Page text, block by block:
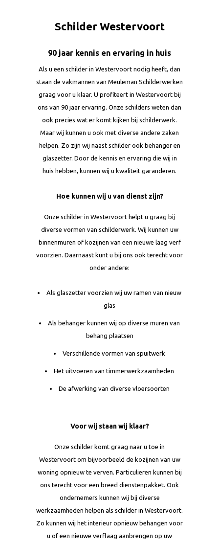
Schilder Westervoort
90 jaar kennis en ervaring in huis
Als u een schilder in Westervoort nodig heeft, dan
staan de vakmannen van Meuleman Schilderwerken
graag voor u klaar. U profiteert in Westervoort bij
ons van 90 jaar ervaring. Onze schilders weten dan
ook precies wat er komt kijken bij schilderwerk.
Maar wij kunnen u ook met diverse andere zaken
helpen. Zo zijn wij naast schilder ook behanger en
glaszetter. Door de kennis en ervaring die wij in
huis hebben, kunnen wij u kwaliteit garanderen.
Hoe kunnen wij u van dienst zijn?
Onze schilder in Westervoort helpt u graag bij
diverse vormen van schilderwerk. Wij kunnen uw
binnenmuren of kozijnen van een nieuwe laag verf
voorzien. Daarnaast kunt u bij ons ook terecht voor
onder andere:
Als glaszetter voorzien wij uw ramen van nieuw
glas
Als behanger kunnen wij op diverse muren van
behang plaatsen
Verschillende vormen van spuitwerk
Het uitvoeren van timmerwerkzaamheden
De afwerking van diverse vloersoorten
Voor wij staan wij klaar?
Onze schilder komt graag naar u toe in
Westervoort om bijvoorbeeld de kozijnen van uw
woning opnieuw te verven. Particulieren kunnen bij
ons terecht voor een breed dienstenpakket. Ook
ondernemers kunnen wij bij diverse
werkzaamheden helpen als schilder in Westervoort.
Zo kunnen wij het interieur opnieuw behangen voor
u of een nieuwe verflaag aanbrengen op uw